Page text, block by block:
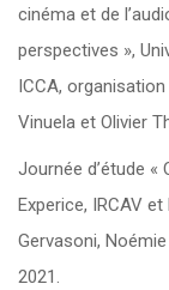
cinéma et de
perspectives »,
ICCA,
Vinuela et Olivier
Journée d’étude «
Experice, IRCAV
Gervasoni,
2021.